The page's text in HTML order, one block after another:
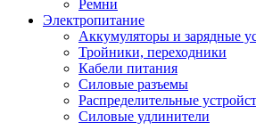
Ремни
Электропитание
Аккумуляторы и зарядные
Тройники, переходники
Кабели питания
Силовые разъемы
Распределительные
Силовые удлинители